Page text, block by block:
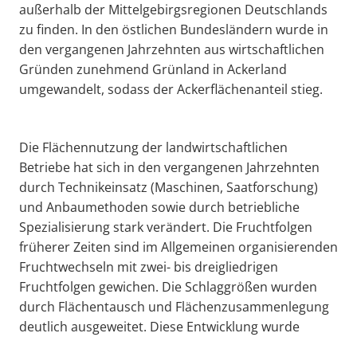
außerhalb der Mittelgebirgsregionen Deutschlands
zu finden. In den östlichen Bundesländern wurde in
den vergangenen Jahrzehnten aus wirtschaftlichen
Gründen zunehmend Grünland in Ackerland
umgewandelt, sodass der Ackerflächenanteil stieg.
Die Flächennutzung der landwirtschaftlichen
Betriebe hat sich in den vergangenen Jahrzehnten
durch Technikeinsatz (Maschinen, Saatforschung)
und Anbaumethoden sowie durch betriebliche
Spezialisierung stark verändert. Die Fruchtfolgen
früherer Zeiten sind im Allgemeinen organisierenden
Fruchtwechseln mit zwei- bis dreigliedrigen
Fruchtfolgen gewichen. Die Schlaggrößen wurden
durch Flächentausch und Flächenzusammenlegung
deutlich ausgeweitet. Diese Entwicklung wurde